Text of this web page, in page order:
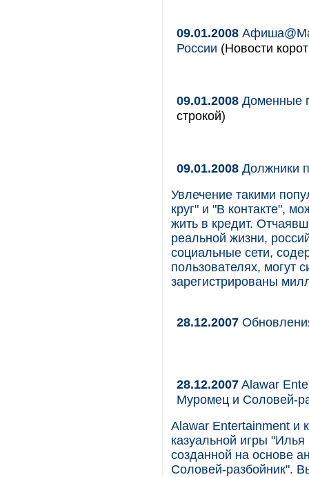
09.01.2008
России (Новости
09.01.2008 Доменные
строкой)
09.01.2008 Должники
Увлечение такими
круг" и "В контакте",
жить в кредит.
реальной жизни,
социальные сети,
пользователях, могут
зарегистрированы
28.12.2007
28.12.2007Alawar
Муромец и Соловей-
Alawar Entertainment и
казуальной игры
созданной на основе
Соловей-разбойник".